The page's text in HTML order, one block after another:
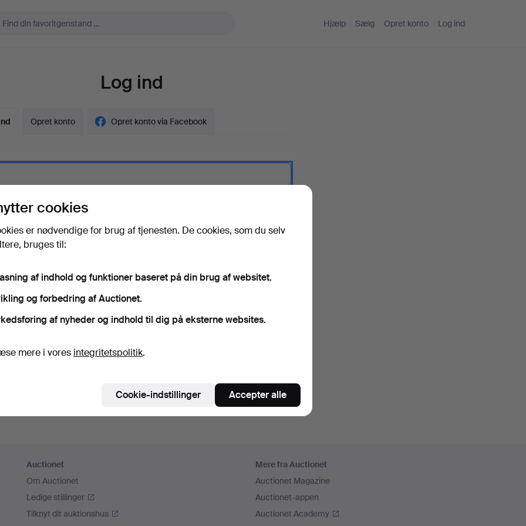
Hjælp Sælg Opret konto Log ind
Log ind
Opret konto Opret konto via Facebook
mig
Auctionet
Om Auctionet
Ledige stillinger
Tilknyt dit auktionshus
Mere fra Auctionet
Auctionet Magazine
Auctionet-appen
Auctionet Academy
cookies
er nødvendige for brug af tjenesten. De cookies, som du selv
bruges til:
af indhold og funktioner baseret på din brug af websitet.
og forbedring af Auctionet.
af nyheder og indhold til dig på eksterne websites.
mere i vores integritetspolitik.
Cookie-indstillinger Accepter alle